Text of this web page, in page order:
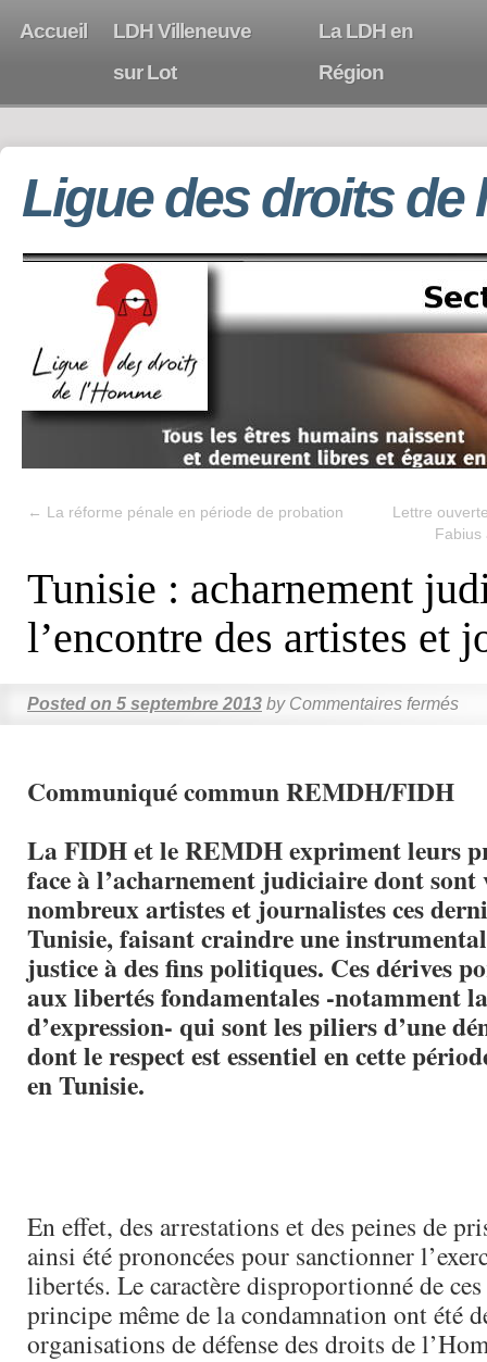
Accueil
LDH Villeneuve
sur Lot
La LDH en
Région
Ligue des droits de
← La réforme pénale en période de probation
Lettre
Fabius
Tunisie : acharnement
l’encontre des artistes et
Posted on 5 septembre 2013 by Commentaires fermés
Communiqué commun REMDH/FIDH
La FIDH et le REMDH expriment leurs
face à l’acharnement judiciaire dont sont
nombreux artistes et journalistes ces
Tunisie, faisant craindre une
justice à des fins politiques. Ces dérives
aux libertés fondamentales -notamment
d’expression- qui sont les piliers d’une
dont le respect est essentiel en cette
en Tunisie.
En effet, des arrestations et des peines de
ainsi été prononcées pour sanctionner
libertés. Le caractère disproportionné de
principe même de la condamnation ont été
organisations de défense des droits de